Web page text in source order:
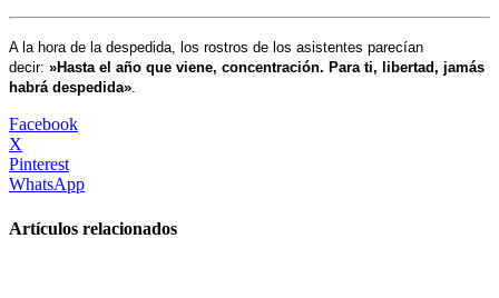
A la hora de la despedida, los rostros de los asistentes parecían
decir: »Hasta el año que viene, concentración. Para ti, libertad, jamás
habrá despedida».
Facebook
X
Pinterest
WhatsApp
Artículos relacionados